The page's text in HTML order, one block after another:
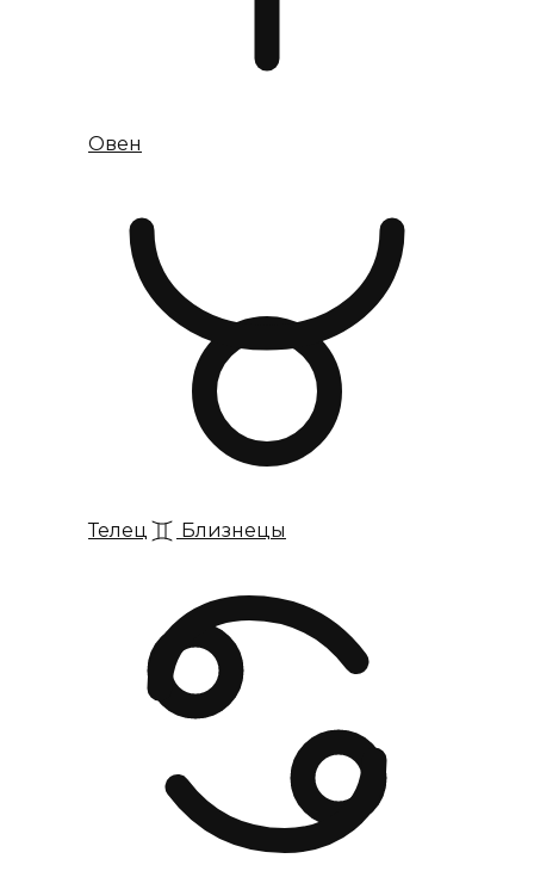
Овен
Телец Близнецы